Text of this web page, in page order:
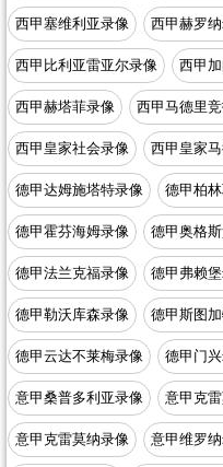
西甲塞维利亚录像 西甲赫罗
西甲比利亚雷亚尔录像 西甲
西甲赫塔菲录像 西甲马德里
西甲皇家社会录像 西甲皇家
德甲达姆施塔特录像 德甲柏
德甲霍芬海姆录像 德甲奥格
德甲法兰克福录像 德甲弗赖
德甲勒沃库森录像 德甲斯图
德甲云达不莱梅录像 德甲门
意甲桑普多利亚录像 意甲克
意甲克雷莫纳录像 意甲维罗